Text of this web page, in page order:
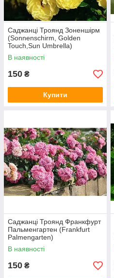
Саджанці Троянд Зоненшірм
(Sonnensсhirm, Golden
Touch,Sun Umbrella)
В наявності
150 ₴
Купити
Саджанці Троянд Франкфурт
Пальменгартен (Frankfurt
Palmengarten)
В наявності
150 ₴